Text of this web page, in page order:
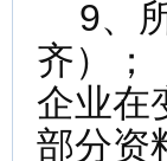
9、
齐）；
企业在
部分资